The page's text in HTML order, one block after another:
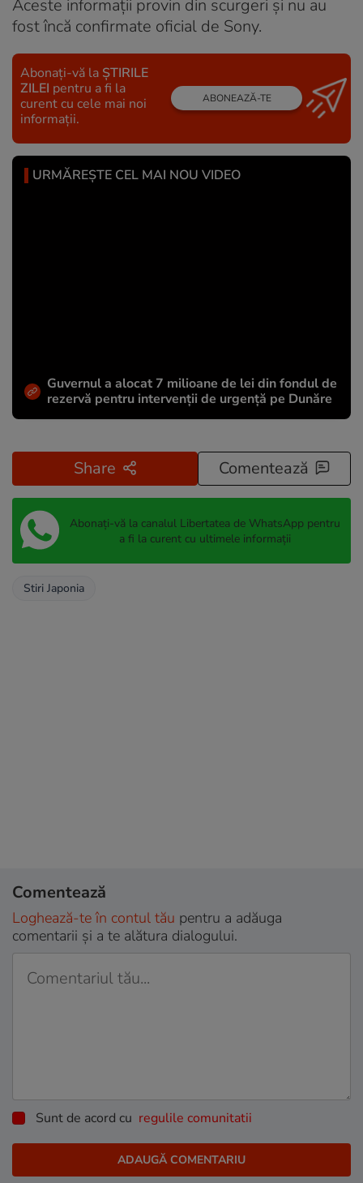
Aceste informații provin din scurgeri și nu au
fost încă confirmate oficial de Sony.
Abonați-vă la ȘTIRILE
ZILEI pentru a fi la
curent cu cele mai noi
informații.
ABONEAZĂ-TE
URMĂREȘTE CEL MAI NOU VIDEO
Guvernul a alocat 7 milioane de lei din fondul de
rezervă pentru intervenții de urgență pe Dunăre
Share Comentează
Abonați-vă la canalul Libertatea de WhatsApp pentru
a fi la curent cu ultimele informații
Stiri Japonia
Comentează
Loghează-te în contul tău pentru a adăuga
comentarii și a te alătura dialogului.
Sunt de acord cu regulile comunitatii